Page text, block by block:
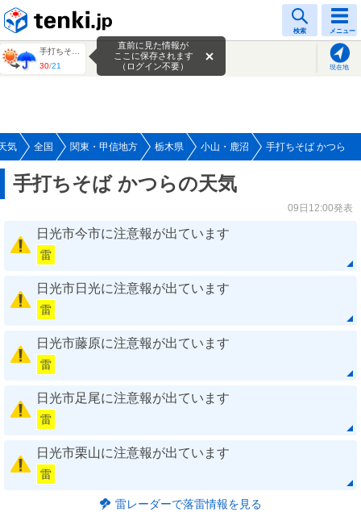
検索 メニュー
30/21 現在地
直前に見た情報が
ここに保存されます
（ログイン不要）
気 全国 関東・甲信地方 栃木県 小山・鹿沼 手打ちそば かつら
手打ちそば かつらの天気
09日12:00発表
日光市今市に注意報が出ています
雷
日光市日光に注意報が出ています
雷
日光市藤原に注意報が出ています
雷
日光市足尾に注意報が出ています
雷
日光市栗山に注意報が出ています
雷
雷レーダーで落雷情報を見る